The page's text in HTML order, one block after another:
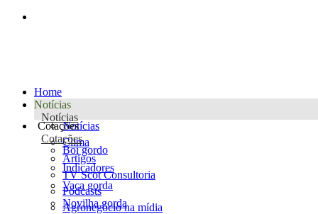
Home
Notícias
Notícias
Notícias
Clima
Artigos
TV Scot Consultoria
Podcasts
Agronegócio na mídia
Cotações
Cotações
Boi gordo
Indicadores
Vaca gorda
Novilha gorda